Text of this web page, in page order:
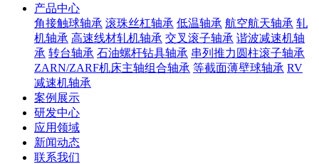
产品中心
角接触球轴承 滚珠丝杠轴承 低温轴承 航空航天轴承 轧
机轴承 高速线材轧机轴承 交叉滚子轴承 谐波减速机轴
承 转台轴承 石油螺杆钻具轴承 串列推力圆柱滚子轴承
ZARN/ZARF机床主轴组合轴承 等截面薄壁球轴承 RV
减速机轴承
案例展示
研发中心
应用领域
新闻动态
联系我们